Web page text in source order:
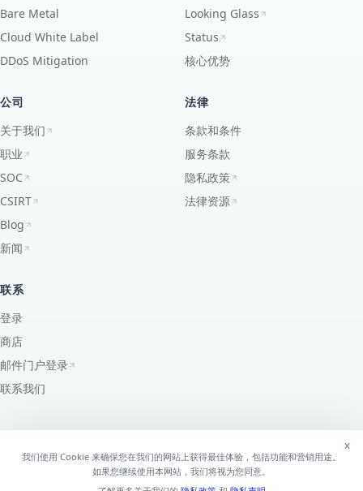
Bare Metal
Cloud White Label
DDoS Mitigation
Looking Glass
Status
核心优势
公司
关于我们
职业
SOC
CSIRT
Blog
新闻
法律
条款和条件
服务条款
隐私政策
法律资源
联系
登录
商店
邮件门户登录
联系我们
EdgeUno, Inc.版权所有，2026年。
x
我们使用 Cookie 来确保您在我们的网站上获得最佳体验，包括功能和营销用途。
如果您继续使用本网站，我们将视为您同意。